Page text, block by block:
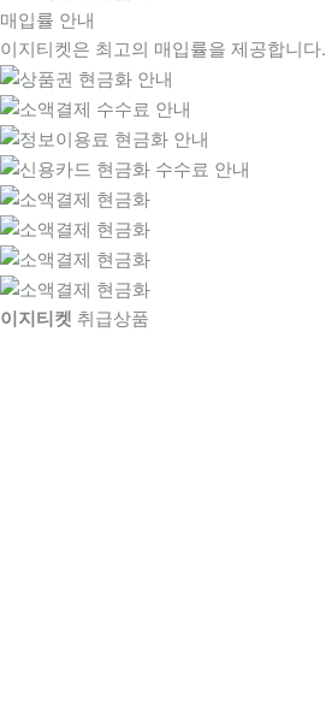
매입률 안내
이지티켓은 최고의 매입률을 제공합니다.
이지티켓 취급상품